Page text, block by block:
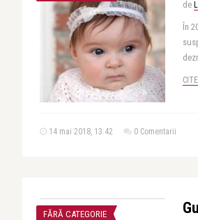
de
În
14 mai 2018, 13:42 0 Comentarii
FĂRĂ CATEGORIE